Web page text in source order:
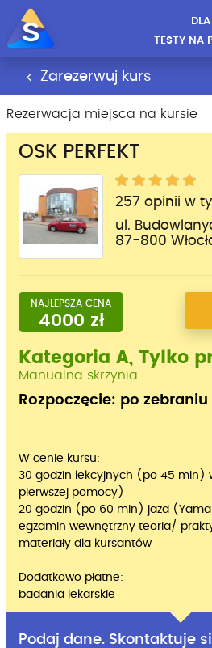
TESTY NA
Zarezerwuj kurs
Rezerwacja miejsca na kursie
OSK PERFEKT
257 opinii w
ul.
87-800
NAJLEPSZA CENA
4000 zł
Kategoria A, Tylko
Manualna skrzynia
Rozpoczęcie: po
W cenie kursu:
30 godzin lekcyjnych (po 45 min)
pierwszej pomocy)
20 godzin (po 60 min) jazd
egzamin wewnętrzny teoria/
materiały dla kursantów
Dodatkowo płatne:
badania lekarskie
Podaj dane. Skontaktuje